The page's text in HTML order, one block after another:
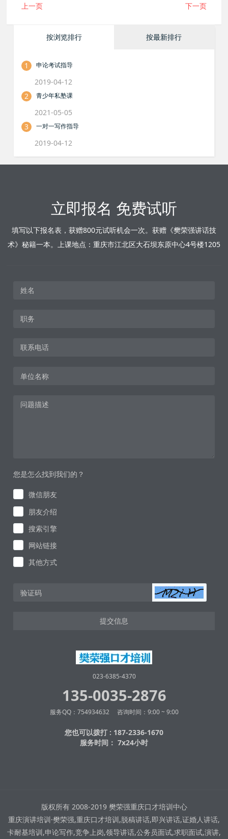
上一页 下一页
按浏览排行 按最新排行
1 申论考试指导
2019-04-12
2
青少年私塾课
2021-05-05
3
一对一写作指导
2019-04-12
立即报名 免费试听
填写以下报名表，获赠800元试听机会一次。获赠《樊荣强讲话技
术》秘籍一本。上课地点：重庆市江北区大石坝东原中心4号楼1205
您是怎么找到我们的？
微信朋友
朋友介绍
搜索引擎
网站链接
其他方式
提交信息
023-6385-4370
135-0035-2876
服务QQ：754934632 咨询时间：9:00 ~ 9:00
您也可以拨打 : 187-2336-1670
服务时间： 7x24小时
版权所有 2008-2019 樊荣强重庆口才培训中心
重庆演讲培训·樊荣强,重庆口才培训,脱稿讲话,即兴讲话,证婚人讲话,
卡耐基培训,申论写作,竞争上岗,领导讲话,公务员面试,求职面试,演讲,